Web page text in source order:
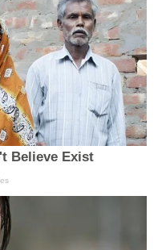
Believe Exist